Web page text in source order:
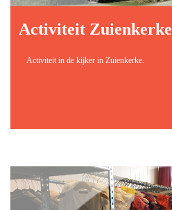
Activiteit Zuienkerke
Activiteit in de kijker in Zuienkerke.